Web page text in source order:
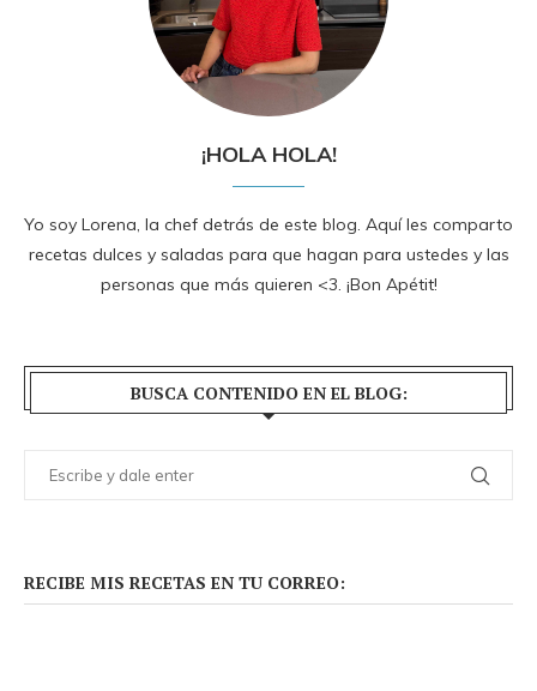
¡HOLA HOLA!
Yo soy Lorena, la chef detrás de este blog. Aquí les comparto
recetas dulces y saladas para que hagan para ustedes y las
personas que más quieren <3. ¡Bon Apétit!
BUSCA CONTENIDO EN EL BLOG:
RECIBE MIS RECETAS EN TU CORREO: